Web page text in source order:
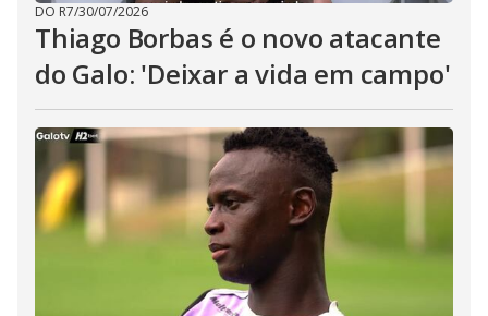
DO R7/30/07/2026
Thiago Borbas é o novo atacante
do Galo: 'Deixar a vida em campo'